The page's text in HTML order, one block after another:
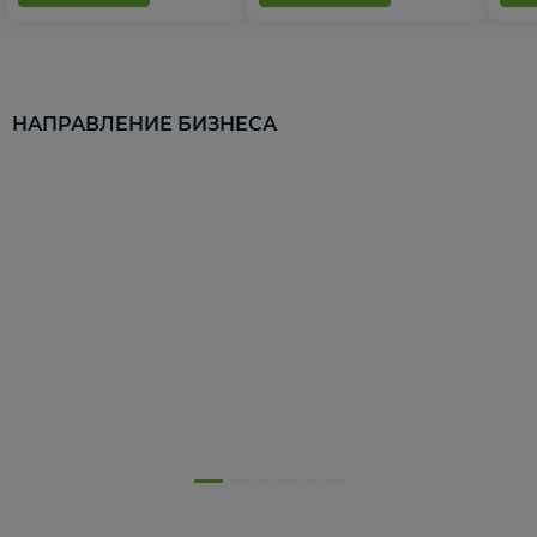
НАПРАВЛЕНИЕ БИЗНЕСА